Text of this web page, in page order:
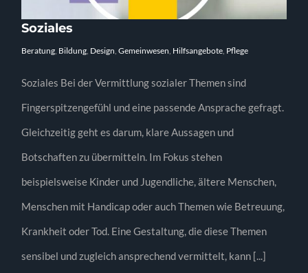
Soziales
Beratung Bildung Design ,Gemeinwesen Hilfsangebote Pflege
Soziales Bei der Vermittlung sozialer Themen sind
Fingerspitzengefühl und eine passende Ansprache gefragt.
Gleichzeitig geht es darum, klare Aussagen und
Botschaften zu übermitteln. Im Fokus stehen
beispielsweise Kinder und Jugendliche, ältere Menschen,
Menschen mit Handicap oder auch Themen wie Betreuung,
Krankheit oder Tod. Eine Gestaltung, die diese Themen
sensibel und zugleich ansprechend vermittelt, kann [...]